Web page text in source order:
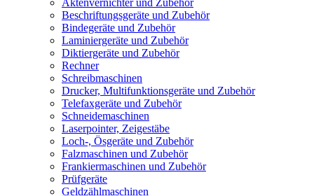
Aktenvernichter und Zubehör
Beschriftungsgeräte und Zubehör
Bindegeräte und Zubehör
Laminiergeräte und Zubehör
Diktiergeräte und Zubehör
Rechner
Schreibmaschinen
Drucker, Multifunktionsgeräte und Zubehör
Telefaxgeräte und Zubehör
Schneidemaschinen
Laserpointer, Zeigestäbe
Loch-, Ösgeräte und Zubehör
Falzmaschinen und Zubehör
Frankiermaschinen und Zubehör
Prüfgeräte
Geldzählmaschinen